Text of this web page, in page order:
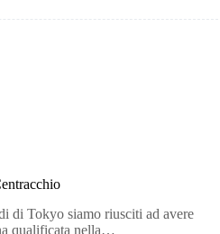
di Tokyo siamo riusciti ad avere
qualificata nella…